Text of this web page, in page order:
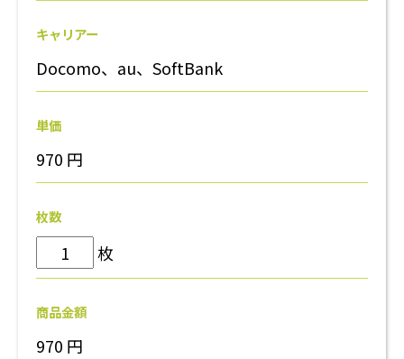
キャリアー
Docomo、au、SoftBank
単価
970 円
枚数
枚
商品金額
970 円